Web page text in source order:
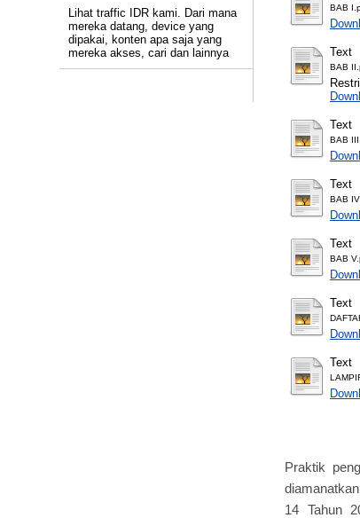
Lihat traffic IDR kami. Dari mana
mereka datang, device yang
dipakai, konten apa saja yang
mereka akses, cari dan lainnya
BAB
Text
BAB
Text
BAB
Text
BAB
Text
BAB
Text
Text
Praktik
14 Tahun